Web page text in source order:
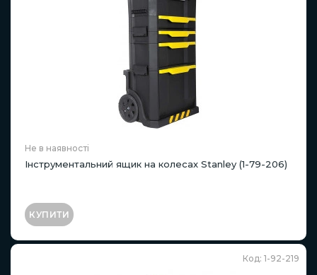
Не в наявності
Інструментальний ящик на колесах Stanley (1-79-206)
КУПИТИ
Код: 1-92-219